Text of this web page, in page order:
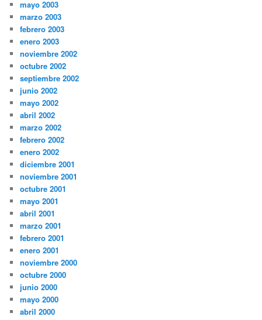
mayo 2003
marzo 2003
febrero 2003
enero 2003
noviembre 2002
octubre 2002
septiembre 2002
junio 2002
mayo 2002
abril 2002
marzo 2002
febrero 2002
enero 2002
diciembre 2001
noviembre 2001
octubre 2001
mayo 2001
abril 2001
marzo 2001
febrero 2001
enero 2001
noviembre 2000
octubre 2000
junio 2000
mayo 2000
abril 2000